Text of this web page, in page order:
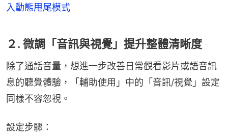
入動態甩尾模式
２. 微調「音訊與視覺」提升整體清晰度
除了通話音量，想進一步改善日常觀看影片或語音訊
息的聽覺體驗，「輔助使用」中的「音訊/視覺」設定
同樣不容忽視。
設定步驟：